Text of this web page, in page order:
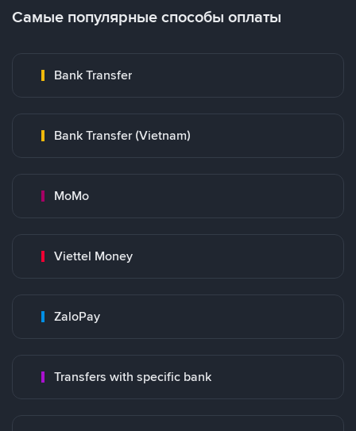
Самые популярные способы оплаты
Bank Transfer
Bank Transfer (Vietnam)
MoMo
Viettel Money
ZaloPay
Transfers with specific bank